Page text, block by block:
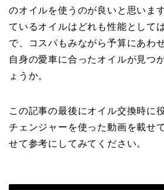
のオイルを使うのが良いと思いま
ているオイルはどれも性能として
で、コスパもみながら予算にあわ
自身の愛車に合ったオイルが見つ
ょうか。
この記事の最後にオイル交換時に
チェンジャーを使った動画を載せ
せて参考にしてみてください。